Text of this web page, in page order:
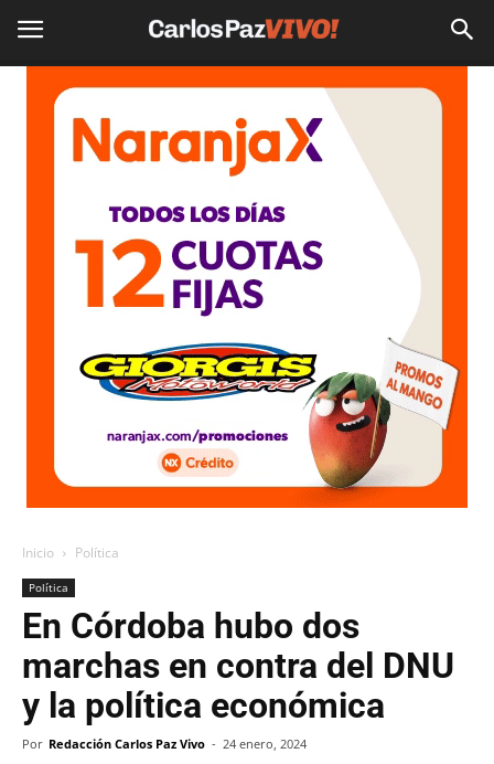
Inicio Política
Política
En Córdoba hubo dos
marchas en contra del DNU
y la política económica
Por Redacción Carlos Paz Vivo - 24 enero, 2024